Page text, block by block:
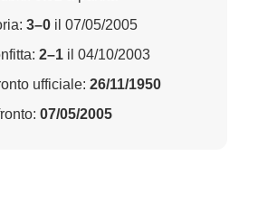
3–0 il 07/05/2005
2–1 il 04/10/2003
ufficiale: 26/11/1950
07/05/2005